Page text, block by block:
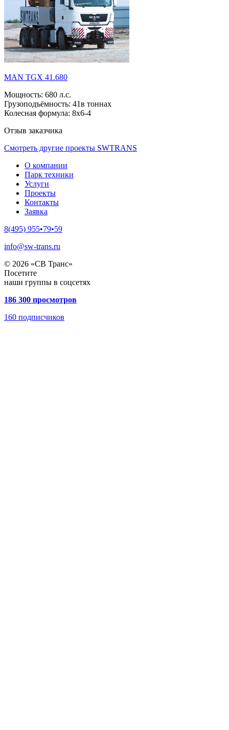
MAN TGX 41.680
Мощность: 680 л.с.
Грузоподъёмность: 41в тоннах
Колесная формула: 8x6-4
Отзыв заказчика
Смотреть другие проекты SWTRANS
О компании
Парк техники
Услуги
Проекты
Контакты
Заявка
8(495) 955•79•59
info@sw-trans.ru
© 2026 «СВ Транс»
Посетите
наши группы в соцсетях
186 300 просмотров
160 подписчиков